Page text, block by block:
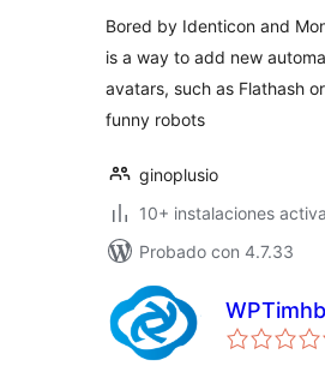
Bored by Identicon and
is a way to add new
avatars, such as Flathash
funny robots
ginoplusio
10+ instalaciones
Probado con 4.7.33